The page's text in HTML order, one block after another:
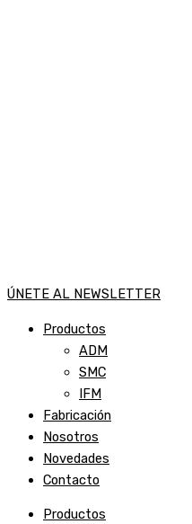
ÚNETE AL NEWSLETTER
Productos
ADM
SMC
IFM
Fabricación
Nosotros
Novedades
Contacto
Productos